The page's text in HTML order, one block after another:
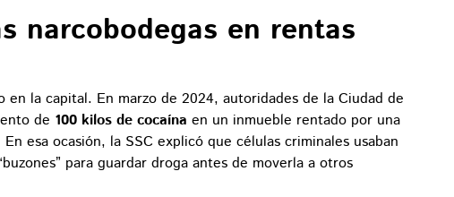
narcobodegas en rentas
en la capital. En marzo de 2024, autoridades de la Ciudad de
de 100 kilos de cocaína en un inmueble rentado por una
esa ocasión, la SSC explicó que células criminales usaban
para guardar droga antes de moverla a otros